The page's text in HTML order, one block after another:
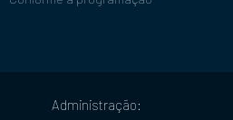
Administração: